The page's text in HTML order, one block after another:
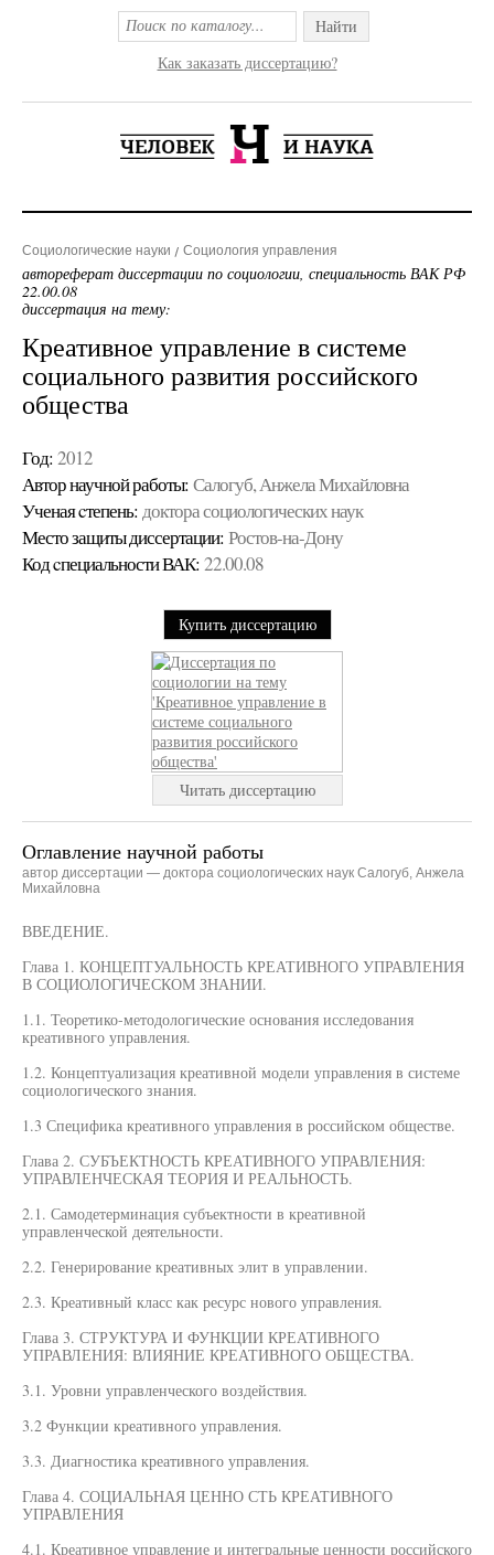
Найти
Как заказать диссертацию?
Социологические науки Социология управления
автореферат диссертации по социологии, специальность ВАК РФ
22.00.08
диссертация на тему:
Креативное управление в системе
социального развития российского
общества
Год: 2012
Автор научной работы: Салогуб, Анжела Михайловна
Ученая cтепень: доктора социологических наук
Место защиты диссертации: Ростов-на-Дону
Код cпециальности ВАК: 22.00.08
Купить диссертацию
Читать диссертацию
Оглавление научной работы
автор диссертации — доктора социологических наук Салогуб, Анжела
Михайловна
ВВЕДЕНИЕ.
Глава 1. КОНЦЕПТУАЛЬНОСТЬ КРЕАТИВНОГО УПРАВЛЕНИЯ
В СОЦИОЛОГИЧЕСКОМ ЗНАНИИ.
1.1. Теоретико-методологические основания исследования
креативного управления.
1.2. Концептуализация креативной модели управления в системе
социологического знания.
1.3 Специфика креативного управления в российском обществе.
Глава 2. СУБЪЕКТНОСТЬ КРЕАТИВНОГО УПРАВЛЕНИЯ:
УПРАВЛЕНЧЕСКАЯ ТЕОРИЯ И РЕАЛЬНОСТЬ.
2.1. Самодетерминация субъектности в креативной
управленческой деятельности.
2.2. Генерирование креативных элит в управлении.
2.3. Креативный класс как ресурс нового управления.
Глава 3. СТРУКТУРА И ФУНКЦИИ КРЕАТИВНОГО
УПРАВЛЕНИЯ: ВЛИЯНИЕ КРЕАТИВНОГО ОБЩЕСТВА.
3.1. Уровни управленческого воздействия.
3.2 Функции креативного управления.
3.3. Диагностика креативного управления.
Глава 4. СОЦИАЛЬНАЯ ЦЕННО СТЬ КРЕАТИВНОГО
УПРАВЛЕНИЯ
4.1. Креативное управление и интегральные ценности российского